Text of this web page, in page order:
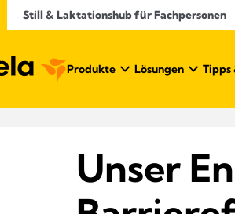
Still & Laktationshub für Fachpersonen
Produkte Lösungen Tipps
Unser